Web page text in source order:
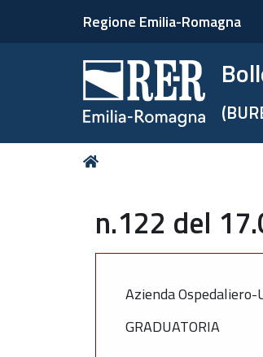
Regione Emilia-Romagna
Tu
n.122 del
Azienda
GRADUATORIA